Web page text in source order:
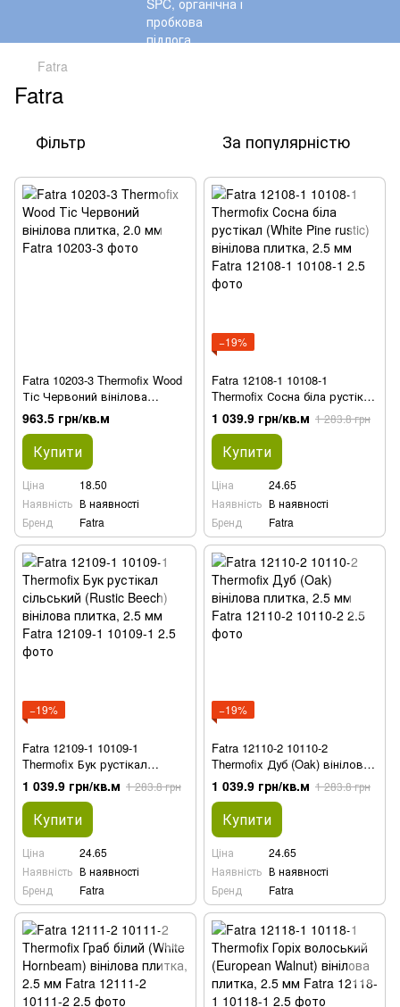
Fatra
Fatra
Фільтр За популярністю
Fatra 10203-3 Thermofix Wood
Тіс Червоний вінілова
плитка, 2.0 мм
963.5 грн/кв.м
Купити
Ціна
18.50
Наявність В наявності
Бренд
Fatra
−19%
Fatra 12108-1 10108-1
Thermofix Сосна біла рустікал
(White Pine rustic) вінілова
плитка, 2.5 мм
1 039.9 грн/кв.м 1 283.8 грн
Купити
Ціна
24.65
Наявність В наявності
Бренд
Fatra
−19%
Fatra 12109-1 10109-1
Thermofix Бук рустікал
сільський (Rustic Beech)
вінілова плитка, 2.5 мм
1 039.9 грн/кв.м 1 283.8 грн
Купити
Ціна
24.65
Наявність В наявності
Бренд
Fatra
−19%
Fatra 12110-2 10110-2
Thermofix Дуб (Oak) вінілова
плитка, 2.5 мм
1 039.9 грн/кв.м 1 283.8 грн
Купити
Ціна
24.65
Наявність В наявності
Бренд
Fatra